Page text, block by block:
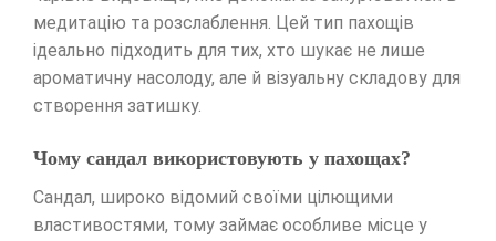
медитацію та розслаблення. Цей тип пахощів
ідеально підходить для тих, хто шукає не лише
ароматичну насолоду, але й візуальну складову для
створення затишку.
Чому сандал використовують у пахощах?
Сандал, широко відомий своїми цілющими
властивостями, тому займає особливе місце у